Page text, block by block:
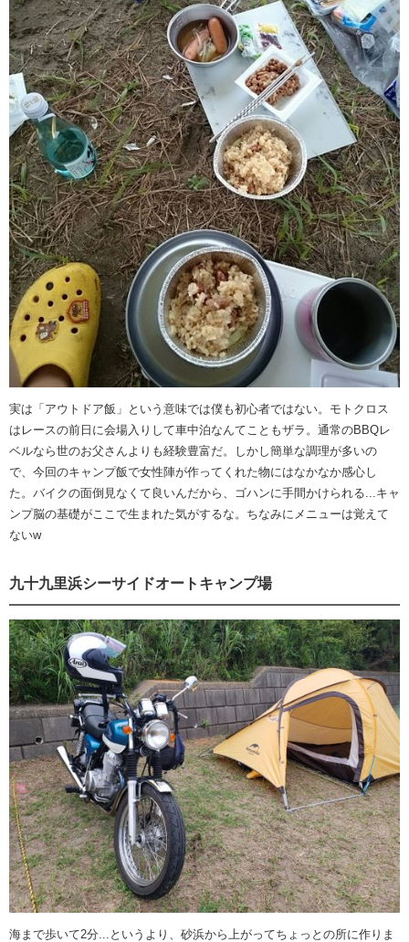
実は「アウトドア飯」という意味では僕も初心者ではない。モトクロス
はレースの前日に会場入りして車中泊なんてこともザラ。通常のBBQレ
ベルなら世のお父さんよりも経験豊富だ。しかし簡単な調理が多いの
で、今回のキャンプ飯で女性陣が作ってくれた物にはなかなか感心し
た。バイクの面倒見なくて良いんだから、ゴハンに手間かけられる...キャ
ンプ脳の基礎がここで生まれた気がするな。ちなみにメニューは覚えて
ないw
九十九里浜シーサイドオートキャンプ場
海まで歩いて2分...というより、砂浜から上がってちょっとの所に作りま